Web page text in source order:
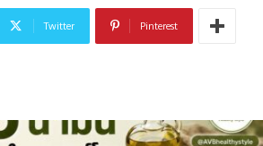
Twitter Pinterest